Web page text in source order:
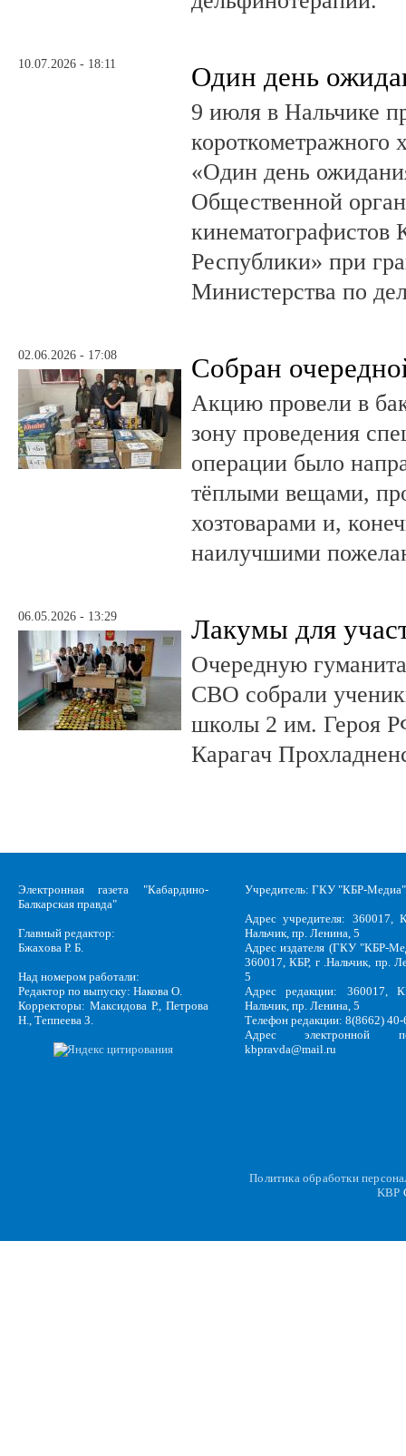
10.07.2026 - 18:11 Один день
9 июля в Нальчике
короткометражного
«Один день
Общественной
кинематографистов
Республики» при
Министерства по
02.06.2026 - 17:08 Собран
Акцию провели в
зону проведения
операции было
тёплыми вещами,
хозтоварами и,
наилучшими
06.05.2026 - 13:29 Лакумы для
Очередную
СВО собрали
школы 2 им. Героя
Карагач
Электронная газета "Кабардино-
Балкарская правда"
Главный редактор:
Бжахова Р. Б.
Над номером работали:
Редактор по выпуску: Накова О.
Корректоры: Максидова Р., Петрова
Н., Теппеева З.
Учредитель: ГКУ "КБР-Медиа"
Адрес учредителя: 360017,
Нальчик, пр. Ленина, 5
Адрес издателя (ГКУ "КБР-
360017, КБР, г .Нальчик, пр.
5
Адрес редакции: 360017,
Нальчик, пр. Ленина, 5
Телефон редакции: 8(8662)
Адрес электронной
kbpravda@mail.ru
Политика обработки
KBP